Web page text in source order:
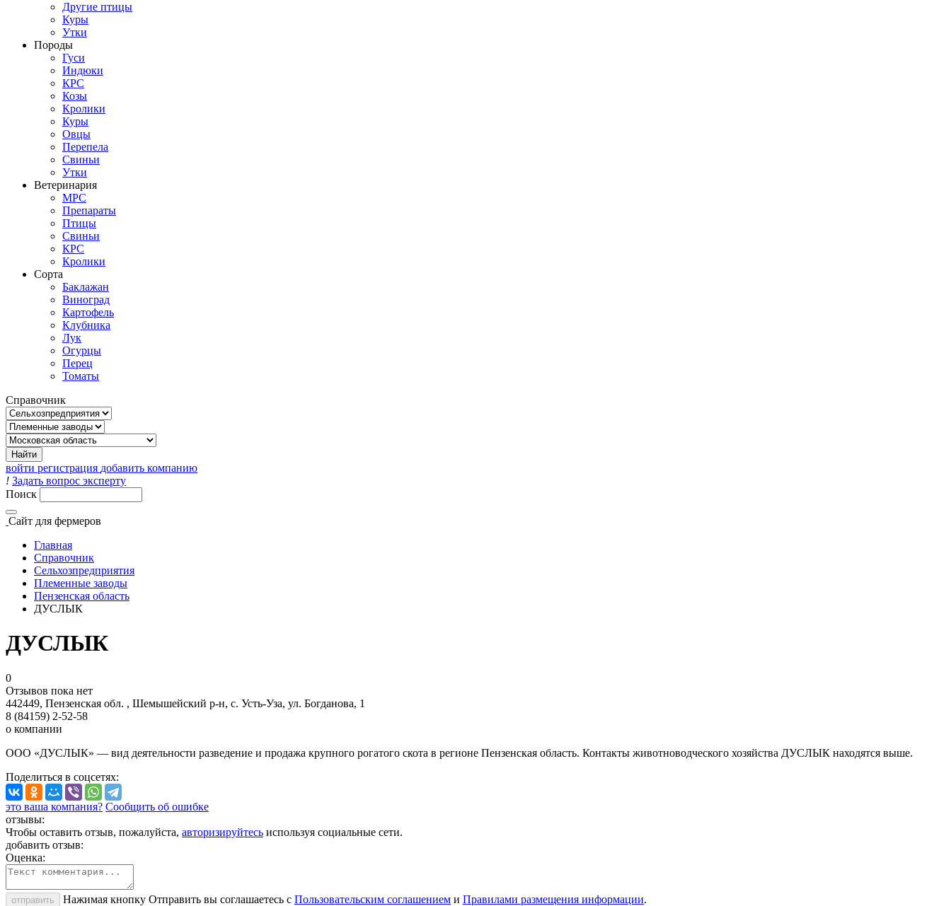
Другие птицы
Куры
Утки
Породы
Гуси
Индюки
КРС
Козы
Кролики
Куры
Овцы
Перепела
Свиньи
Утки
Ветеринария
МРС
Препараты
Птицы
Свиньи
КРС
Кролики
Сорта
Баклажан
Виноград
Картофель
Клубника
Лук
Огурцы
Перец
Томаты
Справочник
войти регистрация добавить компанию
! Задать вопрос эксперту
Поиск
Сайт для фермеров
Главная
Справочник
Сельхозпредприятия
Племенные заводы
Пензенская область
ДУСЛЫК
ДУСЛЫК
0
Отзывов пока нет
442449, Пензенская обл. , Шемышейский р-н, с. Усть-Уза, ул. Богданова, 1
8 (84159) 2-52-58
о компании
ООО «ДУСЛЫК» — вид деятельности разведение и продажа крупного рогатого скота в регионе Пензенская область. Контакты животноводческого хозяйства ДУСЛЫК находятся выше.
Поделиться в соцсетях:
это ваша компания? Сообщить об ошибке
отзывы:
Чтобы оставить отзыв, пожалуйста, авторизируйтесь используя социальные сети.
добавить отзыв:
Оценка:
отправить Нажимая кнопку Отправить вы соглашаетесь с Пользовательским соглашением и Правилами размещения информации.